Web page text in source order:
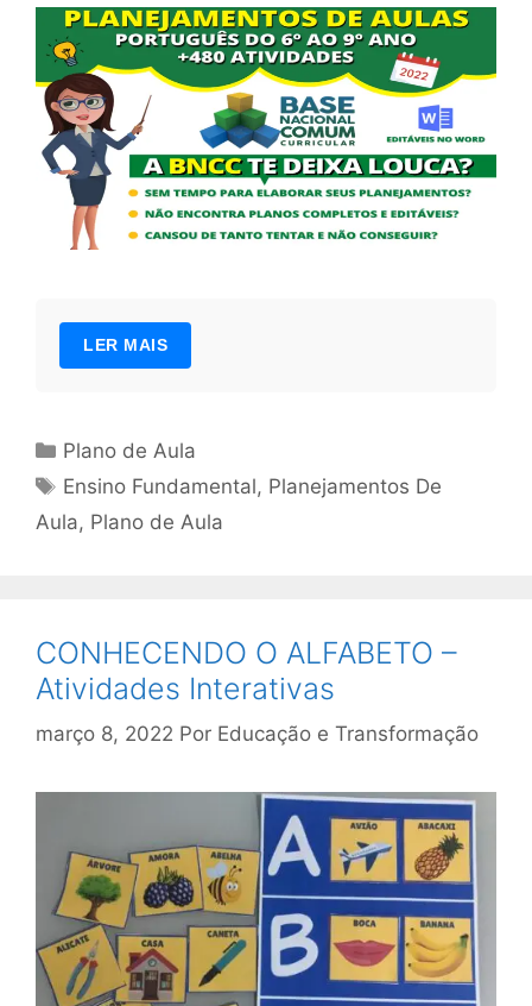
LER MAIS
Categorias
Plano de Aula
Tags
Ensino Fundamental, Planejamentos De
Aula, Plano de Aula
CONHECENDO O ALFABETO –
Atividades Interativas
março 8, 2022 Por Educação e Transformação